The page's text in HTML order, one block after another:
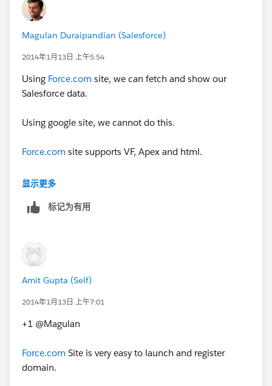
Magulan Duraipandian (Salesforce)
2014年1月13日 上午5:54
Using Force.com site, we can fetch and show our
Salesforce data.
Using google site, we cannot do this.
Force.com site supports VF, Apex and html.
Google site support only Html.
If this solves your problem, kindly mark it as the best
Regards,
Magulan
显示更多
标记为有用
Amit Gupta (Self)
2014年1月13日 上午7:01
+1 @Magulan
Force.com Site is very easy to launch and register
domain.